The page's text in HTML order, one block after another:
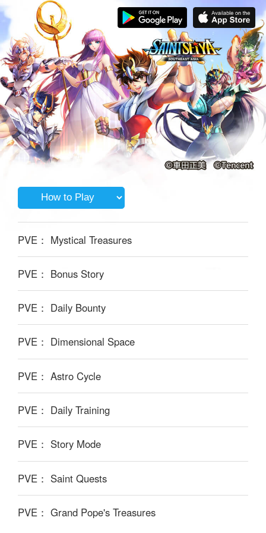
PVE： Mystical Treasures
PVE： Bonus Story
PVE： Daily Bounty
PVE： Dimensional Space
PVE： Astro Cycle
PVE： Daily Training
PVE： Story Mode
PVE： Saint Quests
PVE： Grand Pope's Treasures